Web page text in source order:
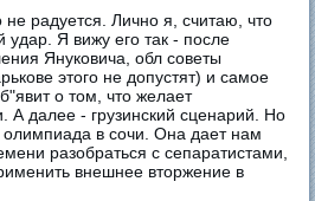
радуется. Лично я, считаю, что
удар. Я вижу его так - после
Януковича, обл советы
этого не допустят) и самое
о том, что желает
А далее - грузинский сценарий. Но
олимпиада в сочи. Она дает нам
разобраться с сепаратистами,
внешнее вторжение в